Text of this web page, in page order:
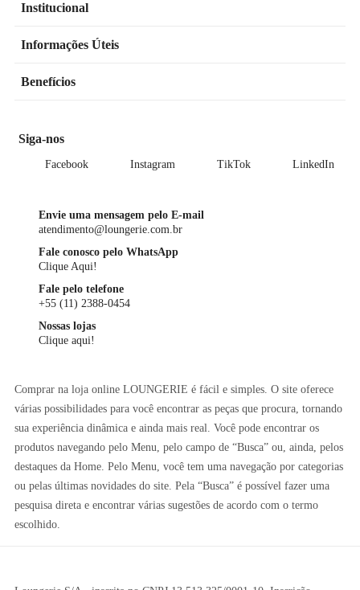
Institucional
Informações Úteis
Benefícios
Siga-nos
Facebook Instagram TikTok LinkedIn
Envie uma mensagem pelo E-mail
atendimento@loungerie.com.br
Fale conosco pelo WhatsApp
Clique Aqui!
Fale pelo telefone
+55 (11) 2388-0454
Nossas lojas
Clique aqui!
Comprar na loja online LOUNGERIE é fácil e simples. O site oferece
várias possibilidades para você encontrar as peças que procura, tornando
sua experiência dinâmica e ainda mais real. Você pode encontrar os
produtos navegando pelo Menu, pelo campo de “Busca” ou, ainda, pelos
destaques da Home. Pelo Menu, você tem uma navegação por categorias
ou pelas últimas novidades do site. Pela “Busca” é possível fazer uma
pesquisa direta e encontrar várias sugestões de acordo com o termo
escolhido.